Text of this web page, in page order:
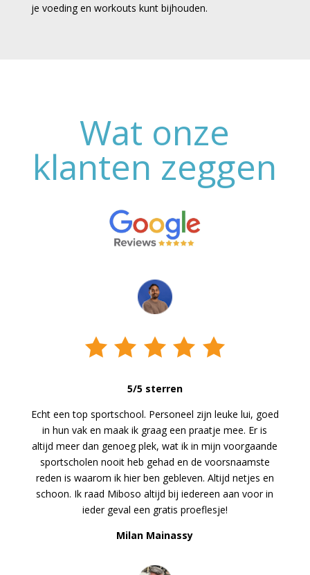
je voeding en workouts kunt bijhouden.
Wat onze
klanten zeggen
5/5 sterren
Echt een top sportschool. Personeel zijn leuke lui, goed
in hun vak en maak ik graag een praatje mee. Er is
altijd meer dan genoeg plek, wat ik in mijn voorgaande
sportscholen nooit heb gehad en de voorsnaamste
reden is waarom ik hier ben gebleven. Altijd netjes en
schoon. Ik raad Miboso altijd bij iedereen aan voor in
ieder geval een gratis proeflesje!
Milan Mainassy